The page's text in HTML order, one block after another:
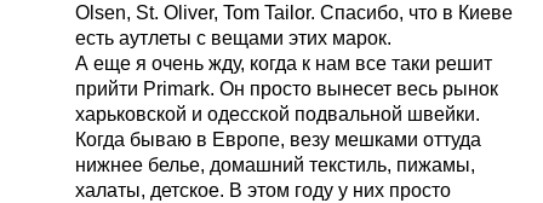
Olsen, St. Oliver, Tom Tailor. Спасибо, что в Киеве
есть аутлеты с вещами этих марок.
А еще я очень жду, когда к нам все таки решит
прийти Primark. Он просто вынесет весь рынок
харьковской и одесской подвальной швейки.
Когда бываю в Европе, везу мешками оттуда
нижнее белье, домашний текстиль, пижамы,
халаты, детское. В этом году у них просто